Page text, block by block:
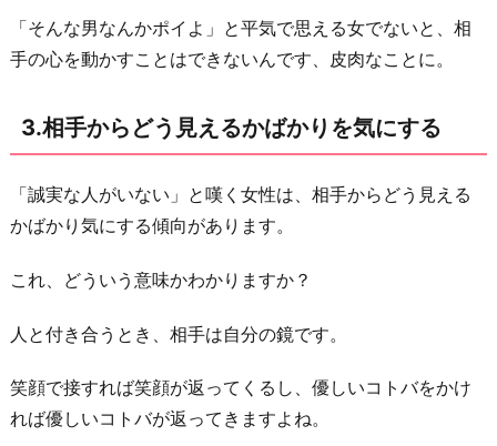
が
中
は
誠
実」
男
を
め
お
わ
「そんな男なんかポイよ」と平気で思える女でないと、相
手の心を動かすことはできないんです、皮肉なことに。
3.相手からどう見えるかばかりを気にする
「誠実な人がいない」と嘆く女性は、相手からどう見える
かばかり気にする傾向があります。
これ、どういう意味かわかりますか？
人と付き合うとき、相手は自分の鏡です。
笑顔で接すれば笑顔が返ってくるし、優しいコトバをかけ
れば優しいコトバが返ってきますよね。